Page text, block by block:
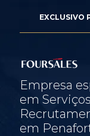
EXCLUSIVO
Empresa
em
em